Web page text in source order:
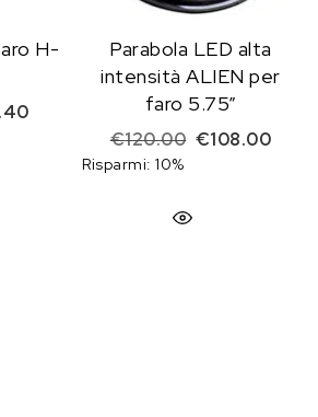
H-
originale era: €56.00.
Il prezzo attuale è: €50.40.
Parabola LED alta
intensità ALIEN per
faro 5.75”
€120.00 Il prezzo
€108.00Il
Risparmi: 10%